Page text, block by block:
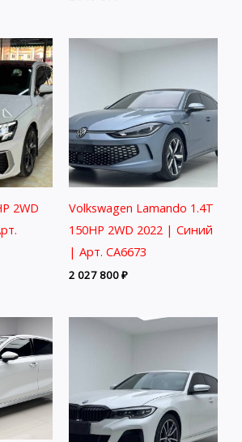
2WD
Volkswagen Lamando 1.4T
150HP 2WD 2022 | Синий
| Арт. CA6673
2 027 800₽